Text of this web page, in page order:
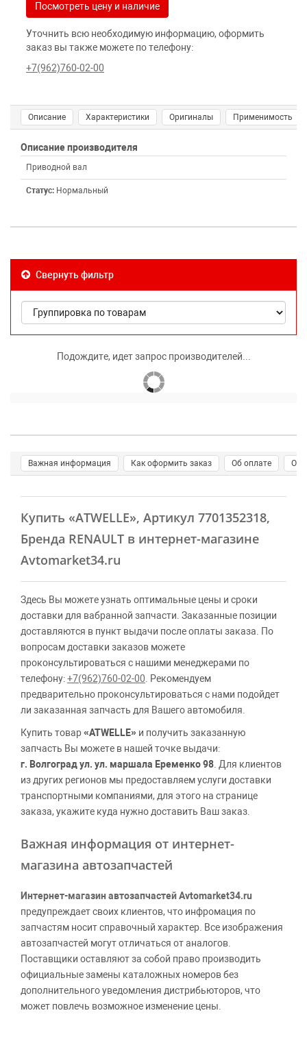
Посмотреть цену и наличие
Уточнить всю необходимую информацию, оформить
заказ вы также можете по телефону:
+7(962)760-02-00
Описание Характеристики Оригиналы Применимость
Описание производителя
Приводной вал
Статус: Нормальный
Свернуть фильтр
Подождите, идет запрос производителей...
Важная информация Как оформить заказ Об оплате О
Купить «ATWELLE», Артикул 7701352318,
Бренда RENAULT в интернет-магазине
Avtomarket34.ru
Здесь Вы можете узнать оптимальные цены и сроки
доставки для вабранной запчасти. Заказанные позиции
доставляются в пункт выдачи после оплаты заказа. По
вопросам доставки заказов можете
проконсультироваться с нашими менеджерами по
телефону:+7(962)760-02-00 . Рекомендуем
предварительно проконсультироваться с нами подойдет
ли заказанная запчасть для Вашего автомобиля.
Купить товар«ATWELLE» и получить заказанную
запчасть Вы можете в нашей точке выдачи:
г. Волгоград ул. ул. маршала Еременко 98 . Для клиентов
из других регионов мы предоставляем услуги доставки
транспортными компаниями, для этого на странице
заказа, укажите куда нужно доставить Ваш заказ.
Важная информация от интернет-
магазина автозапчастей
Интернет-магазин автозапчастей Avtomarket34.ru
предупреждает своих клиентов, что инфромация по
запчастям носит справочный характер. Все изображения
автозапчастей могут отличаться от аналогов.
Поставщики оставляют за собой право производить
официальные замены каталожных номеров без
дополнительного уведомления дистрибьюторов, что
может повлечь возможное изменение цены.